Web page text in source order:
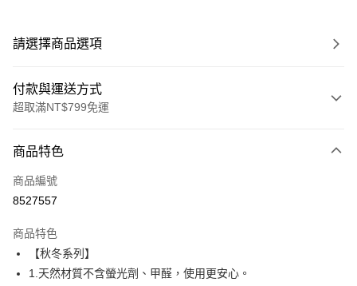
請選擇商品選項
付款與運送方式
超取滿NT$799免運
信用卡一次付款
超商取貨付款
Apple Pay
街口支付
商品特色
商品編號
8527557
商品特色
【秋冬系列】
1.天然材質不含螢光劑、甲醛，使用更安心。